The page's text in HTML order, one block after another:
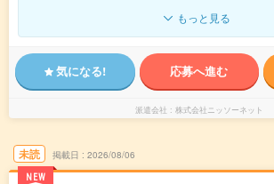
もっと見る
気になる! 応募へ進む
派遣会社 株式会社ニッソーネット
未読
NEW
掲載日 2026/08/06